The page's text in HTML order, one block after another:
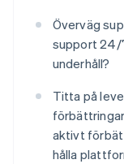
Överväg
support 24/
underhåll?
Titta på
aktivt
hålla